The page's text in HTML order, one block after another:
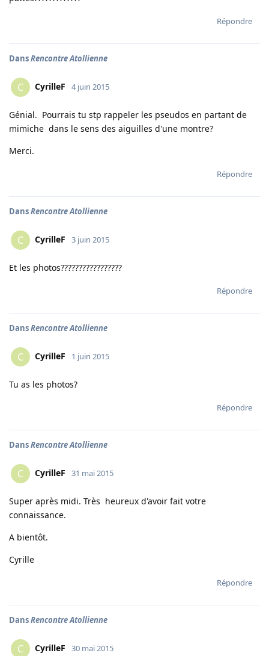
Répondre
DansRencontre Atollienne
C CyrilleF 4 juin 2015
Génial. Pourrais tu stp rappeler les pseudos en partant de
mimiche dans le sens des aiguilles d'une montre?
Merci.
Répondre
DansRencontre Atollienne
C CyrilleF 3 juin 2015
Et les photos?????????????????
Répondre
DansRencontre Atollienne
C CyrilleF 1 juin 2015
Tu as les photos?
Répondre
DansRencontre Atollienne
C CyrilleF 31 mai 2015
Super après midi. Très heureux d'avoir fait votre
connaissance.
A bientôt.
Cyrille
Répondre
DansRencontre Atollienne
C CyrilleF 30 mai 2015